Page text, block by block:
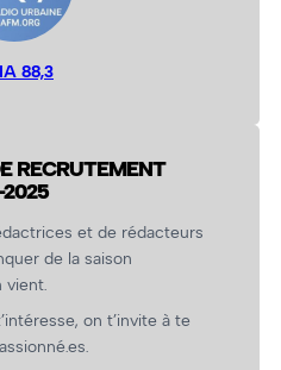
88,3
RECRUTEMENT
et de rédacteurs
de la saison
vient.
on t’invite à te